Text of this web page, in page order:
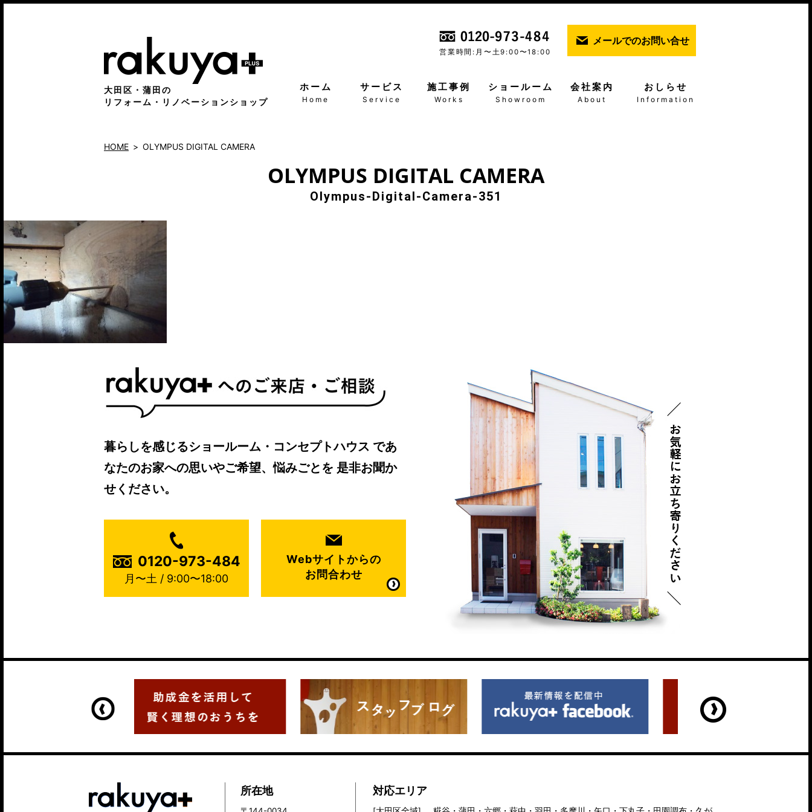
大田区・蒲田の
リフォーム・リノベーションショップ
営業時間:月〜土9:00〜18:00
メールでのお問い合せ
ホーム
Home
サービス
Service
施工事例
Works
ショールーム
Showroom
会社案内
About
おしらせ
Information
HOME OLYMPUS DIGITAL CAMERA
OLYMPUS DIGITAL CAMERA
Olympus-Digital-Camera-351
暮らしを感じるショールーム・コンセプトハウス であ
なたのお家への思いやご希望、悩みごとを 是非お聞か
せください。
0120-973-484
月〜土 / 9:00〜18:00
Webサイトからの
お問合わせ
所在地 対応エリア